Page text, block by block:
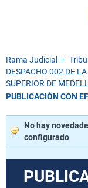
Rama Judicial
DESPACHO 002 DE
SUPERIOR DE
PUBLICACIÓN CON
No hay
configurado